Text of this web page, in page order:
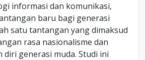
informasi dan komunikasi,
baru bagi generasi
satu tantangan yang dimaksud
rasa nasionalisme dan
diri generasi muda. Studi ini